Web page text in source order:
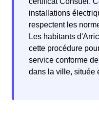
installations
respectent les
Les habitants
cette procédure
service conforme
dans la ville, située